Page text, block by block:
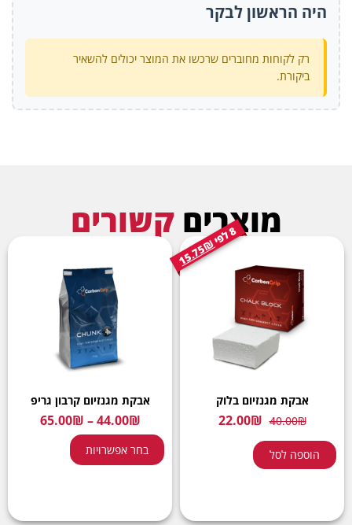
היה הראשון לבקר
רק לקוחות מחוברים שרכשו את המוצר יכולים להשאיר
ביקורת.
מוצרים קשורים 8
ל
פ
י
15.75₪
אבקת מגנזיום בלוק
40.00₪
22.00₪
הוספה לסל
אבקת מגנזיום קרבון גריפ
44.00₪
–
65.00₪
בחר אפשרויות